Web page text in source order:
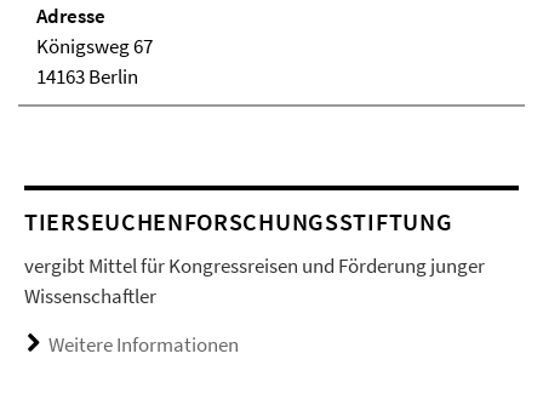
Adresse
Königsweg 67
14163 Berlin
TIERSEUCHENFORSCHUNGSSTIFTUNG
vergibt Mittel für Kongressreisen und Förderung junger
Wissenschaftler
Weitere Informationen